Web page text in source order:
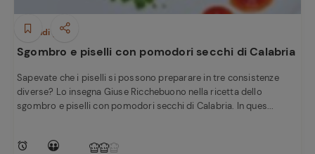
Secondi piatti
Sgombro e piselli con pomodori secchi di Calabria
Sapevate che i piselli si possono preparare in tre consistenze
diverse? Lo insegna Giuse Ricchebuono nella ricetta dello
sgombro e piselli con pomodori secchi di Calabria. In ques...